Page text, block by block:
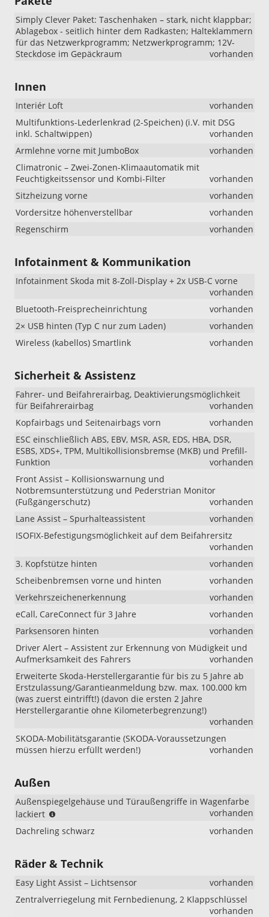
Simply Clever Paket: Taschenhaken – stark, nicht klappbar;
Ablagebox - seitlich hinter dem Radkasten; Halteklammern
für das Netzwerkprogramm; Netzwerkprogramm; 12V-
Steckdose im Gepäckraum
vorhanden
Innen
Interiér Loft
vorhanden
Multifunktions-Lederlenkrad (2-Speichen) (i.V. mit DSG
inkl. Schaltwippen)
vorhanden
Armlehne vorne mit JumboBox
vorhanden
Climatronic – Zwei-Zonen-Klimaautomatik mit
Feuchtigkeitssensor und Kombi-Filter
vorhanden
Sitzheizung vorne
vorhanden
Vordersitze höhenverstellbar
vorhanden
Regenschirm
vorhanden
Infotainment & Kommunikation
Infotainment Skoda mit 8-Zoll-Display + 2x USB-C vorne
vorhanden
Bluetooth-Freisprecheinrichtung
vorhanden
2× USB hinten (Typ C nur zum Laden)
vorhanden
Wireless (kabellos) Smartlink
vorhanden
Sicherheit & Assistenz
Fahrer- und Beifahrerairbag, Deaktivierungsmöglichkeit
für Beifahrerairbag
vorhanden
Kopfairbags und Seitenairbags vorn
vorhanden
ESC einschließlich ABS, EBV, MSR, ASR, EDS, HBA, DSR,
ESBS, XDS+, TPM, Multikollisionsbremse (MKB) und Prefill-
Funktion
vorhanden
Front Assist – Kollisionswarnung und
Notbremsunterstützung und Pederstrian Monitor
(Fußgängerschutz)
vorhanden
Lane Assist – Spurhalteassistent
vorhanden
ISOFIX-Befestigungsmöglichkeit auf dem Beifahrersitz
vorhanden
3. Kopfstütze hinten
vorhanden
Scheibenbremsen vorne und hinten
vorhanden
Verkehrszeichenerkennung
vorhanden
eCall, CareConnect für 3 Jahre
vorhanden
Parksensoren hinten
vorhanden
Driver Alert – Assistent zur Erkennung von Müdigkeit und
Aufmerksamkeit des Fahrers
vorhanden
Erweiterte Skoda-Herstellergarantie für bis zu 5 Jahre ab
Erstzulassung/Garantieanmeldung bzw. max. 100.000 km
(was zuerst eintrifft!) (davon die ersten 2 Jahre
Herstellergarantie ohne Kilometerbegrenzung!)
vorhanden
SKODA-Mobilitätsgarantie (SKODA-Voraussetzungen
müssen hierzu erfüllt werden!)
vorhanden
Außen
Außenspiegelgehäuse und Türaußengriffe in Wagenfarbe
lackiert
ist
Außenspiegelgehäuse
in
schwarz
mit
vorhanden
Dachreling schwarz
vorhanden
Räder & Technik
Easy Light Assist – Lichtsensor
vorhanden
Zentralverriegelung mit Fernbedienung, 2 Klappschlüssel
vorhanden